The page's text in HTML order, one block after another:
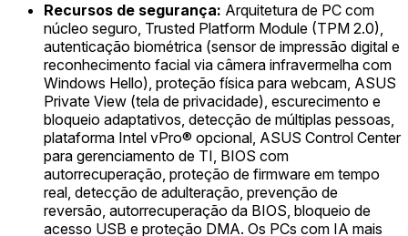
Recursos de segurança: Arquitetura de PC com
núcleo seguro, Trusted Platform Module (TPM 2.0),
autenticação biométrica (sensor de impressão digital e
reconhecimento facial via câmera infravermelha com
Windows Hello), proteção física para webcam, ASUS
Private View (tela de privacidade), escurecimento e
bloqueio adaptativos, detecção de múltiplas pessoas,
plataforma Intel vPro® opcional, ASUS Control Center
para gerenciamento de TI, BIOS com
autorrecuperação, proteção de firmware em tempo
real, detecção de adulteração, prevenção de
reversão, autorrecuperação da BIOS, bloqueio de
acesso USB e proteção DMA. Os PCs com IA mais